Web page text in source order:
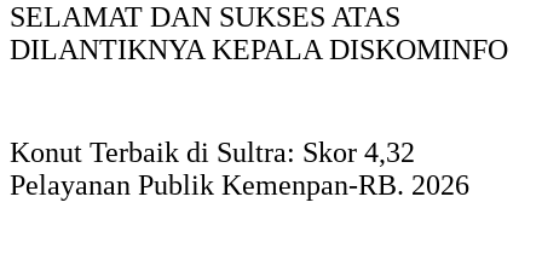
SELAMAT DAN SUKSES ATAS
DILANTIKNYA KEPALA DISKOMINFO
Konut Terbaik di Sultra: Skor 4,32
Pelayanan Publik Kemenpan-RB. 2026